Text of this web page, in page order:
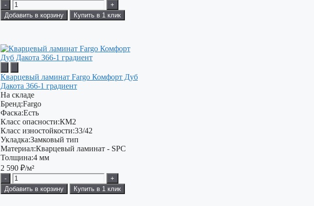
-
+
Добавить в корзину
Купить в 1 клик
Кварцевый ламинат Fargo Комфорт Дуб
Дакота 366-1 градиент
На складе
Бренд:Fargo
Фаска:Есть
Класс опасности:КМ2
Класс изностойкости:33/42
Укладка:Замковый тип
Материал:Кварцевый ламинат - SPC
Толщина:4 мм
2 590 ₽/м²
-
+
Добавить в корзину
Купить в 1 клик